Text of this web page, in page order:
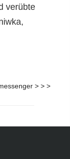
verübte
> > >